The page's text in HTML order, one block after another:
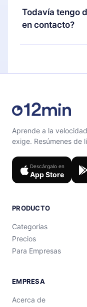
También puedes
favoritos sin
puedes cancelar
próximo ciclo de
Todavía tengo
en contacto?
Siéntete libre de
Aprende a la
exige. Resúmenes de
Descárgalo en
App Store
PRODUCTO
Categorías
Precios
Para Empresas
EMPRESA
Acerca de